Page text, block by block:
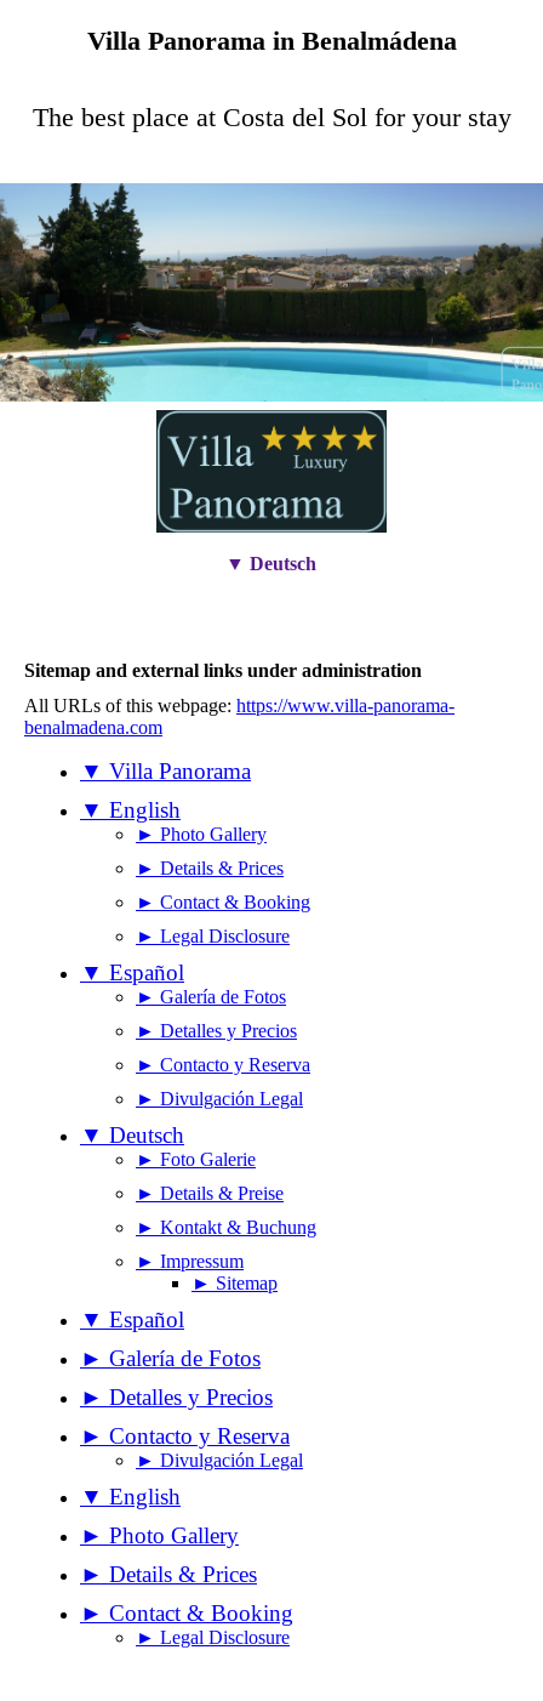
Villa Panorama in Benalmádena
The best place at Costa del Sol for your stay
▼ Deutsch
Sitemap and external links under administration
All URLs of this webpage: https://www.villa-panorama-
benalmadena.com
▼ Villa Panorama
▼ English
► Photo Gallery
► Details & Prices
► Contact & Booking
► Legal Disclosure
▼ Español
► Galería de Fotos
► Detalles y Precios
► Contacto y Reserva
► Divulgación Legal
▼ Deutsch
► Foto Galerie
► Details & Preise
► Kontakt & Buchung
► Impressum
► Sitemap
▼ Español
► Galería de Fotos
► Detalles y Precios
► Contacto y Reserva
► Divulgación Legal
▼ English
► Photo Gallery
► Details & Prices
► Contact & Booking
► Legal Disclosure